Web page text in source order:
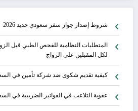
شروط إصدار جواز سفر سعودي جديد 2026
المتطلبات النظامية للفحص الطبي قبل
لكل المقبلين على الزواج
كيفية تقديم شكوى ضد شركة تأمين في
عقوبة التلاعب في الفواتير الضريبية في